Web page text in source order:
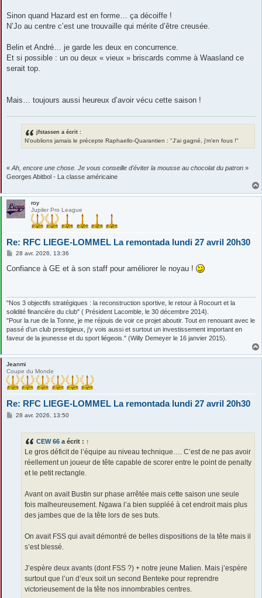
Sinon quand Hazard est en forme… ça décoiffe !
N’Jo au centre c’est une trouvaille qui mérite d’être creusée.
Belin et André… je garde les deux en concurrence.
Et si possible : un ou deux « vieux » briscards comme à Waasland ce
serait top.
Mais… toujours aussi heureux d’avoir vécu cette saison !
jfstassen a écrit :
N'oublions jamais le précepte Raphaello-Quarantien : "J'ai gagné, j'm'en fous !"
« Ah, encore une chose. Je vous conseille d'éviter la mousse au chocolat du patron »
Georges Abitbol - La classe américaine
roy
Jupiler Pro League
Re: RFC LIEGE-LOMMEL La remontada lundi 27 avril 20h30
M
s
28 avr. 2026, 13:36
Confiance à GE et à son staff pour améliorer le noyau !
"Nos 3 objectifs stratégiques : la reconstruction sportive, le retour à Rocourt et la
solidité financière du club" ( Président Lacomble, le 30 décembre 2014).
"Pour la rue de la Tonne, je me réjouis de voir ce projet aboutir. Tout en renouant avec le
passé d’un club prestigieux, j’y vois aussi et surtout un investissement important en
faveur de la jeunesse et du sport liégeois." (Willy Demeyer le 16 janvier 2015).
Jeanmi
Coupe du Monde
Re: RFC LIEGE-LOMMEL La remontada lundi 27 avril 20h30
M28 avr. 2026, 13:50
CEW 66 a écrit : ↑
Le gros déficit de l’équipe au niveau technique…. C’est de ne pas avoir
réellement un joueur de tête capable de scorer entre le point de penalty
et le petit rectangle.
Avant on avait Bustin sur phase arrêtée mais cette saison une seule
fois malheureusement. Ngawa l’a bien suppléé à cet endroit mais plus
des jambes que de la tête lors de ses buts.
On avait FSS qui avait démontré de belles dispositions de la tête mais il
s’est blessé.
J’espère deux avants (dont FSS ?) + notre jeune Malien. Mais j’espère
surtout que l’un d’eux soit un second Benteke pour reprendre
victorieusement de la tête nos innombrables centres.